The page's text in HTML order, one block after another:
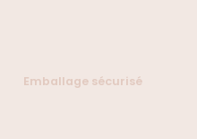
Emballage sécurisé